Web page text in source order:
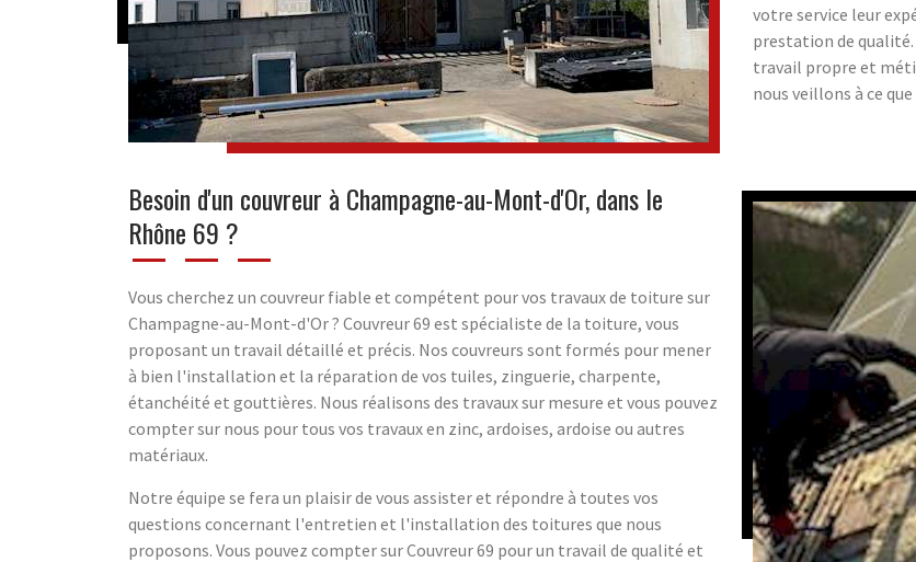
votre service leur
prestation de qualité.
travail propre et
nous veillons à ce
Besoin d'un couvreur à Champagne-au-Mont-d'Or, dans le
Rhône 69 ?
Vous cherchez un couvreur fiable et compétent pour vos travaux de toiture sur
Champagne-au-Mont-d'Or ? Couvreur 69 est spécialiste de la toiture, vous
proposant un travail détaillé et précis. Nos couvreurs sont formés pour mener
à bien l'installation et la réparation de vos tuiles, zinguerie, charpente,
étanchéité et gouttières. Nous réalisons des travaux sur mesure et vous pouvez
compter sur nous pour tous vos travaux en zinc, ardoises, ardoise ou autres
matériaux.
Notre équipe se fera un plaisir de vous assister et répondre à toutes vos
questions concernant l'entretien et l'installation des toitures que nous
proposons. Vous pouvez compter sur Couvreur 69 pour un travail de qualité et